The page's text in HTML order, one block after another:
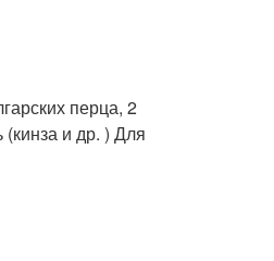
перца, 2
и др. ) Для